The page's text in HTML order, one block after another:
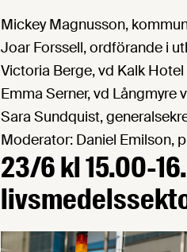
Mickey Magnusson,
Joar Forssell, ordförande i
Victoria Berge, vd Kalk Hotel
Emma Serner, vd Långmyre
Sara Sundquist,
Moderator: Daniel Emilson,
23/6 kl 15.00-